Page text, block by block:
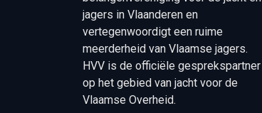
jagers in Vlaanderen en
vertegenwoordigt een ruime
meerderheid van Vlaamse jagers.
HVV is de officiële gesprekspartner
op het gebied van jacht voor de
Vlaamse Overheid.